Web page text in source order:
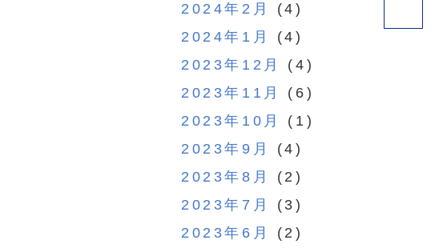
2024年2月
(4)
2024年1月
(4)
2023年12月
(4)
2023年11月
(6)
2023年10月
(1)
2023年9月
(4)
2023年8月
(2)
2023年7月
(3)
2023年6月
(2)